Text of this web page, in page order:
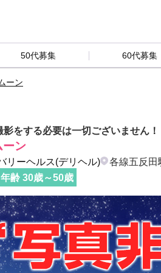
50代募集 60代募集
ーン
影をする必要は一切ございません！
ーン
リーヘルス(デリヘル)
各線五反田
齢 30歳～50歳